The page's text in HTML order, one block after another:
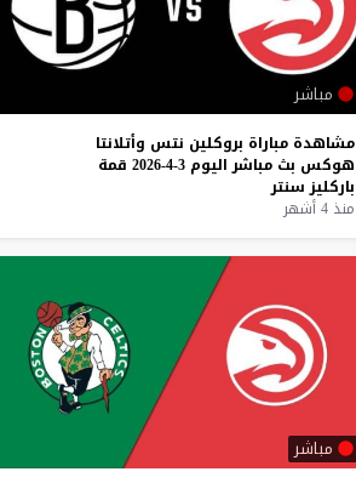
مباشر
مشاهدة مباراة بروكلين نتس وأتلانتا
هوكس بث مباشر اليوم 3-4-2026
قمة
باركليز سنتر
منذ 4 أشهر
مباشر